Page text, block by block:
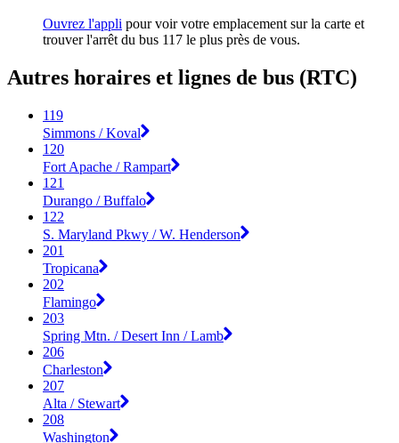
Ouvrez l'appli pour voir votre emplacement sur la carte et
trouver l'arrêt du bus 117 le plus près de vous.
Autres horaires et lignes de bus (RTC)
119
Simmons / Koval
120
Fort Apache / Rampart
121
Durango / Buffalo
122
S. Maryland Pkwy / W. Henderson
201
Tropicana
202
Flamingo
203
Spring Mtn. / Desert Inn / Lamb
206
Charleston
207
Alta / Stewart
208
Washington